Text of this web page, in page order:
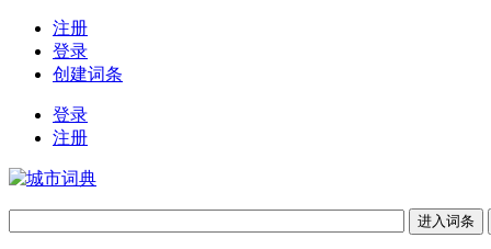
注册
登录
创建词条
登录
注册